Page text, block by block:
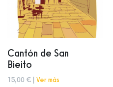
Cantón de San
Bieito
15,00 € | Ver más